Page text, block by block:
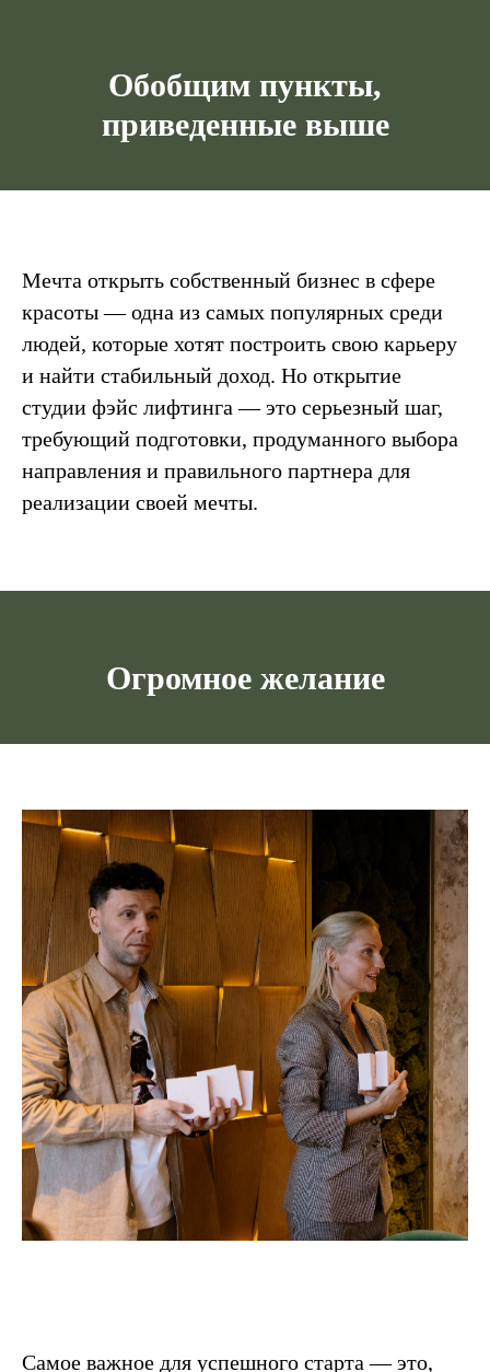
Обобщим пункты,
приведенные выше
Мечта открыть собственный бизнес в сфере
красоты — одна из самых популярных среди
людей, которые хотят построить свою карьеру
и найти стабильный доход. Но открытие
студии фэйс лифтинга — это серьезный шаг,
требующий подготовки, продуманного выбора
направления и правильного партнера для
реализации своей мечты.
Огромное желание
Самое важное для успешного старта — это,